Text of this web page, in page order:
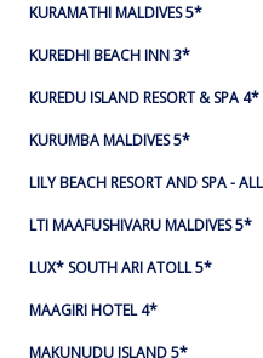
KURAMATHI MALDIVES 5*
KUREDHI BEACH INN 3*
KUREDU ISLAND RESORT & SPA 4*
KURUMBA MALDIVES 5*
LILY BEACH RESORT AND SPA -
LTI MAAFUSHIVARU MALDIVES 5*
LUX* SOUTH ARI ATOLL 5*
MAAGIRI HOTEL 4*
MAKUNUDU ISLAND 5*